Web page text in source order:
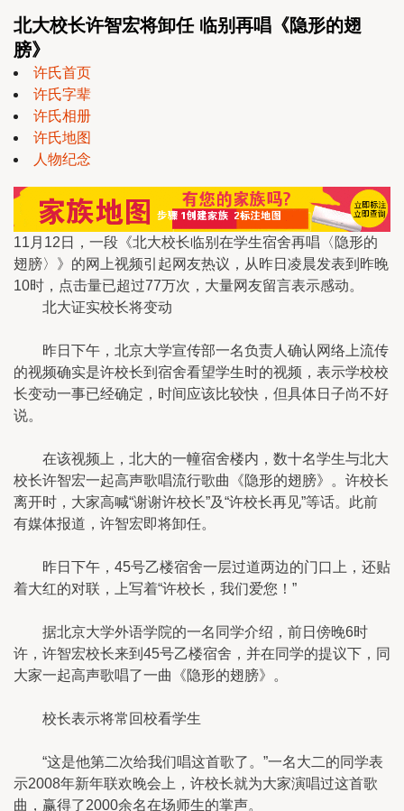
北大校长许智宏将卸任 临别再唱《隐形的翅
膀》
许氏首页
许氏字辈
许氏相册
许氏地图
人物纪念
11月12日，一段《北大校长临别在学生宿舍再唱〈隐形的
翅膀〉》的网上视频引起网友热议，从昨日凌晨发表到昨晚
10时，点击量已超过77万次，大量网友留言表示感动。
北大证实校长将变动
昨日下午，北京大学宣传部一名负责人确认网络上流传
的视频确实是许校长到宿舍看望学生时的视频，表示学校校
长变动一事已经确定，时间应该比较快，但具体日子尚不好
说。
在该视频上，北大的一幢宿舍楼内，数十名学生与北大
校长许智宏一起高声歌唱流行歌曲《隐形的翅膀》。许校长
离开时，大家高喊“谢谢许校长”及“许校长再见”等话。此前
有媒体报道，许智宏即将卸任。
昨日下午，45号乙楼宿舍一层过道两边的门口上，还贴
着大红的对联，上写着“许校长，我们爱您！”
据北京大学外语学院的一名同学介绍，前日傍晚6时
许，许智宏校长来到45号乙楼宿舍，并在同学的提议下，同
大家一起高声歌唱了一曲《隐形的翅膀》。
校长表示将常回校看学生
“这是他第二次给我们唱这首歌了。”一名大二的同学表
示2008年新年联欢晚会上，许校长就为大家演唱过这首歌
曲，赢得了2000余名在场师生的掌声。